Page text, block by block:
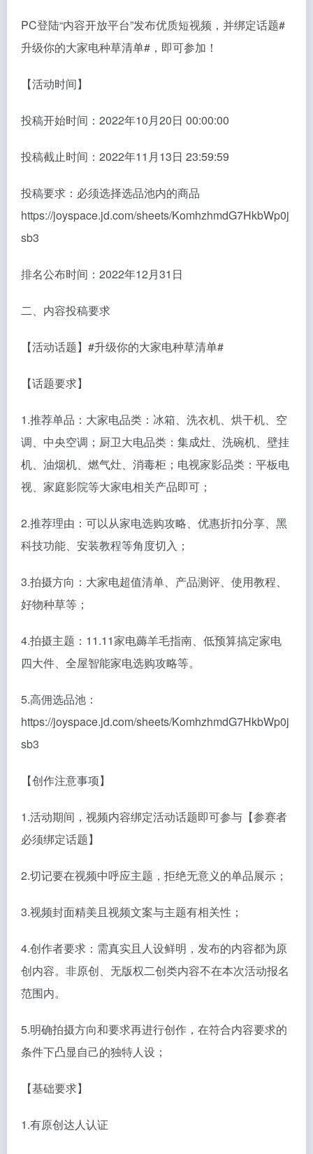
PC登陆“内容开放平台”发布优质短视频，并绑定话题#
升级你的大家电种草清单#，即可参加！
【活动时间】
投稿开始时间：2022年10月20日 00:00:00
投稿截止时间：2022年11月13日 23:59:59
投稿要求：必须选择选品池内的商品
https://joyspace.jd.com/sheets/KomhzhmdG7HkbWp0j
sb3
排名公布时间：2022年12月31日
二、内容投稿要求
【活动话题】#升级你的大家电种草清单#
【话题要求】
1.推荐单品：大家电品类：冰箱、洗衣机、烘干机、空
调、中央空调；厨卫大电品类：集成灶、洗碗机、壁挂
机、油烟机、燃气灶、消毒柜；电视家影品类：平板电
视、家庭影院等大家电相关产品即可；
2.推荐理由：可以从家电选购攻略、优惠折扣分享、黑
科技功能、安装教程等角度切入；
3.拍摄方向：大家电超值清单、产品测评、使用教程、
好物种草等；
4.拍摄主题：11.11家电薅羊毛指南、低预算搞定家电
四大件、全屋智能家电选购攻略等。
5.高佣选品池：
https://joyspace.jd.com/sheets/KomhzhmdG7HkbWp0j
sb3
【创作注意事项】
1.活动期间，视频内容绑定活动话题即可参与【参赛者
必须绑定话题】
2.切记要在视频中呼应主题，拒绝无意义的单品展示；
3.视频封面精美且视频文案与主题有相关性；
4.创作者要求：需真实且人设鲜明，发布的内容都为原
创内容。非原创、无版权二创类内容不在本次活动报名
范围内。
5.明确拍摄方向和要求再进行创作，在符合内容要求的
条件下凸显自己的独特人设；
【基础要求】
1.有原创达人认证